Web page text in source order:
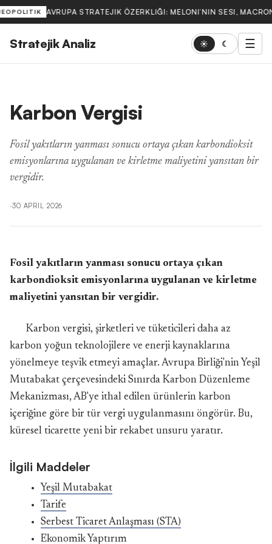
AVRUPA STRATEJIK ÖZERKLIĞI: MELONI’NIN SESI,
Stratejik Analiz ☀ ☾ ☰
Karbon Vergisi
Fosil yakıtların yanması sonucu ortaya çıkan karbondioksit
emisyonlarına uygulanan ve kirletme maliyetini yansıtan bir
vergidir.
·30 APRIL 2026
Fosil yakıtların yanması sonucu ortaya çıkan
karbondioksit emisyonlarına uygulanan ve kirletme
maliyetini yansıtan bir vergidir.
Karbon vergisi, şirketleri ve tüketicileri daha az
karbon yoğun teknolojilere ve enerji kaynaklarına
yönelmeye teşvik etmeyi amaçlar. Avrupa Birliği'nin Yeşil
Mutabakat çerçevesindeki Sınırda Karbon Düzenleme
Mekanizması, AB'ye ithal edilen ürünlerin karbon
içeriğine göre bir tür vergi uygulanmasını öngörür. Bu,
küresel ticarette yeni bir rekabet unsuru yaratır.
İlgili Maddeler
Yeşil Mutabakat
Tarife
Serbest Ticaret Anlaşması (STA)
Ekonomik Yaptırım